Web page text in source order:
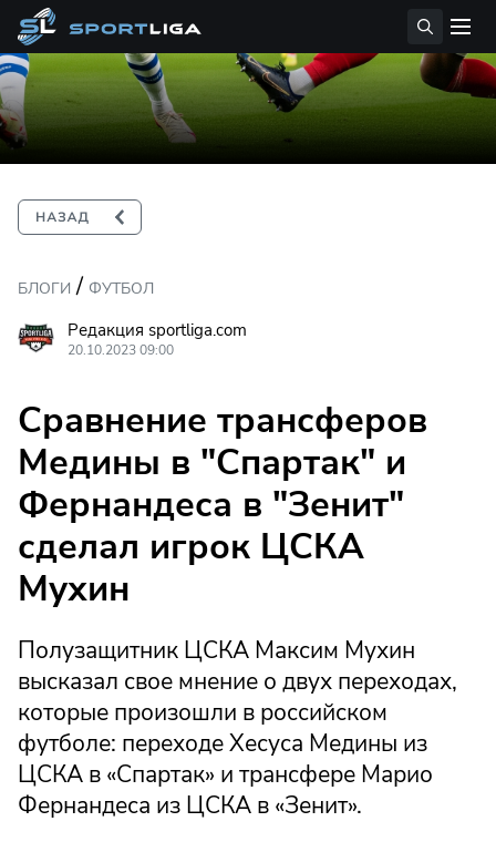
БЛОГИ / ФУТБОЛ
Редакция sportliga.com
20.10.2023 09:00
Сравнение трансферов
Медины в "Спартак" и
Фернандеса в "Зенит"
сделал игрок ЦСКА
Мухин
Полузащитник ЦСКА Максим Мухин
высказал свое мнение о двух переходах,
которые произошли в российском
футболе: переходе Хесуса Медины из
ЦСКА в «Спартак» и трансфере Марио
Фернандеса из ЦСКА в «Зенит».